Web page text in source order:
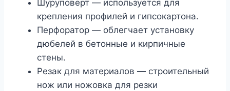
Шуруповёрт — используется для
крепления профилей и гипсокартона.
Перфоратор — облегчает установку
дюбелей в бетонные и кирпичные
стены.
Резак для материалов — строительный
нож или ножовка для резки